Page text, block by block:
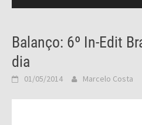
Balanço: 6º In-Edit
dia
01/05/2014 Marcelo Costa